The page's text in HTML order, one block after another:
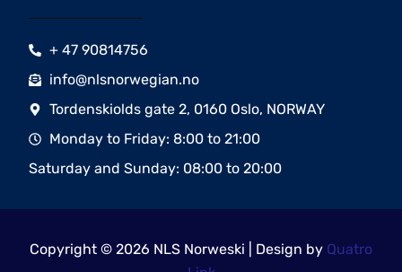
+ 47 90814756
info@nlsnorwegian.no
Tordenskiolds gate 2, 0160 Oslo, NORWAY
Monday to Friday: 8:00 to 21:00
Saturday and Sunday: 08:00 to 20:00
Copyright © 2026 NLS Norweski | Design by Quatro